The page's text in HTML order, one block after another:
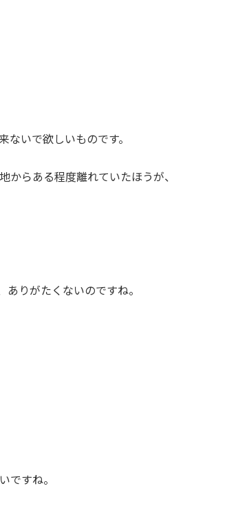
ないで欲しいものです。
からある程度離れていたほうが、
ありがたくないのですね。
ですね。